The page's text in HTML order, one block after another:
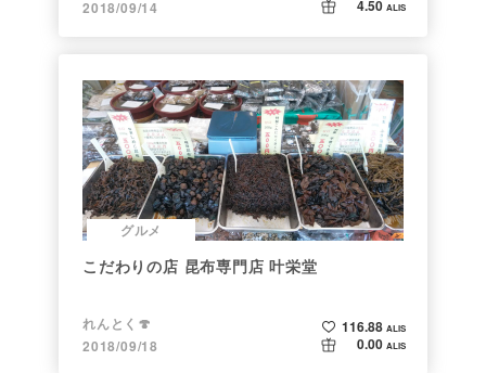
2018/09/14
4.50 ALIS
グルメ
こだわりの店 昆布専門店 叶栄堂
れんとく🍄
2018/09/18
116.88 ALIS
0.00 ALIS